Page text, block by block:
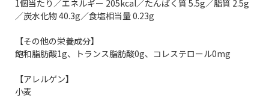
1個当たり／エネルギー 205kcal／たんぱく質 5.5g／脂質 2.5g
／炭水化物 40.3g／食塩相当量 0.23g
【その他の栄養成分】
飽和脂肪酸1g、トランス脂肪酸0g、コレステロール0mg
【アレルゲン】
小麦